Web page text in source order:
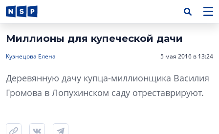
Миллионы для купеческой дачи
Кузнецова Елена 5 мая 2016 в 13:24
Деревянную дачу купца-миллионщика Василия
Громова в Лопухинском саду отреставрируют.